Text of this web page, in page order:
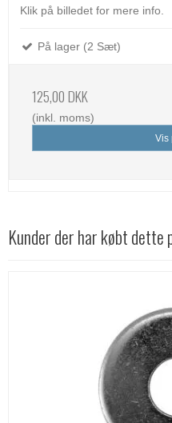
Klik på billedet for mere info.
På lager (2 Sæt)
125,00 DKK
(inkl. moms)
Vis
Kunder der har købt dette